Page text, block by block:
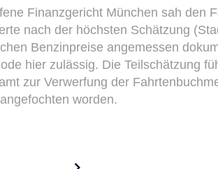
Finanzgericht München sah den
nach der höchsten Schätzung
Benzinpreise angemessen
hier zulässig. Die Teilschätzung
zur Verwerfung der
worden.